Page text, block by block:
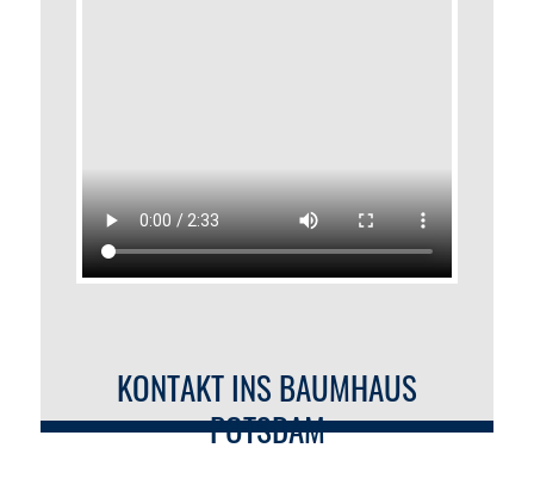
KONTAKT INS BAUMHAUS
POTSDAM